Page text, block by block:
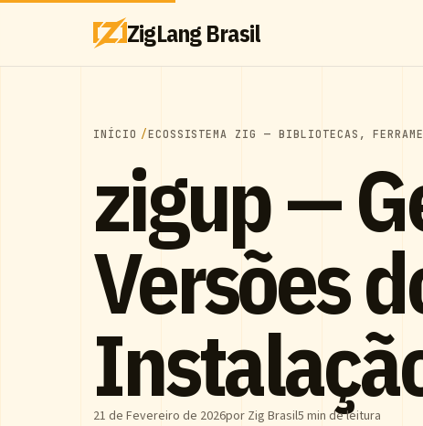
ZigLang Brasil
INÍCIO ECOSSISTEMA ZIG — BIBLIOTECAS,
zigup —
Versões
21 de Fevereiro de 2026por Zig Brasil5 min de leitura